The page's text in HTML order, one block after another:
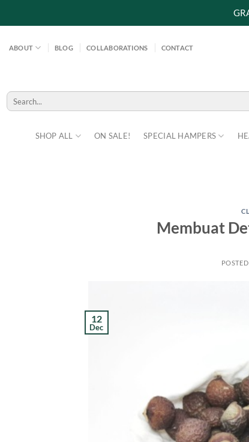
ABOUT BLOG COLLABORATIONS CONTACT
SHOP ALL ON SALE! SPECIAL HAMPERS
Search
for:
Membuat
12
Dec